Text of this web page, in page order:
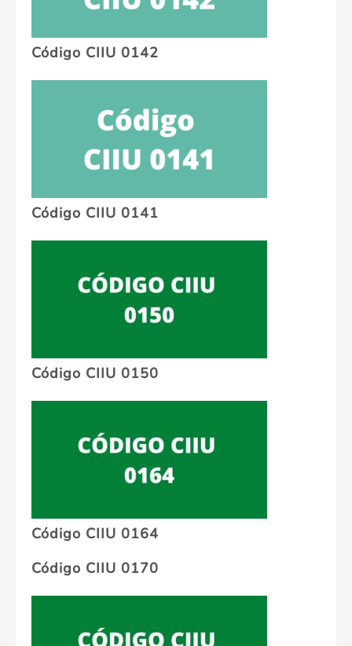
Código CIIU 0142
Código CIIU 0141
Código CIIU 0150
Código CIIU 0164
Código CIIU 0170